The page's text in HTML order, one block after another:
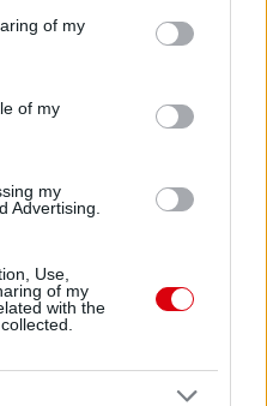
behaviour. You may click to
and its third-party tags to
purposes in below Google
of my
of my
my
Advertising.
Use,
of my
with the